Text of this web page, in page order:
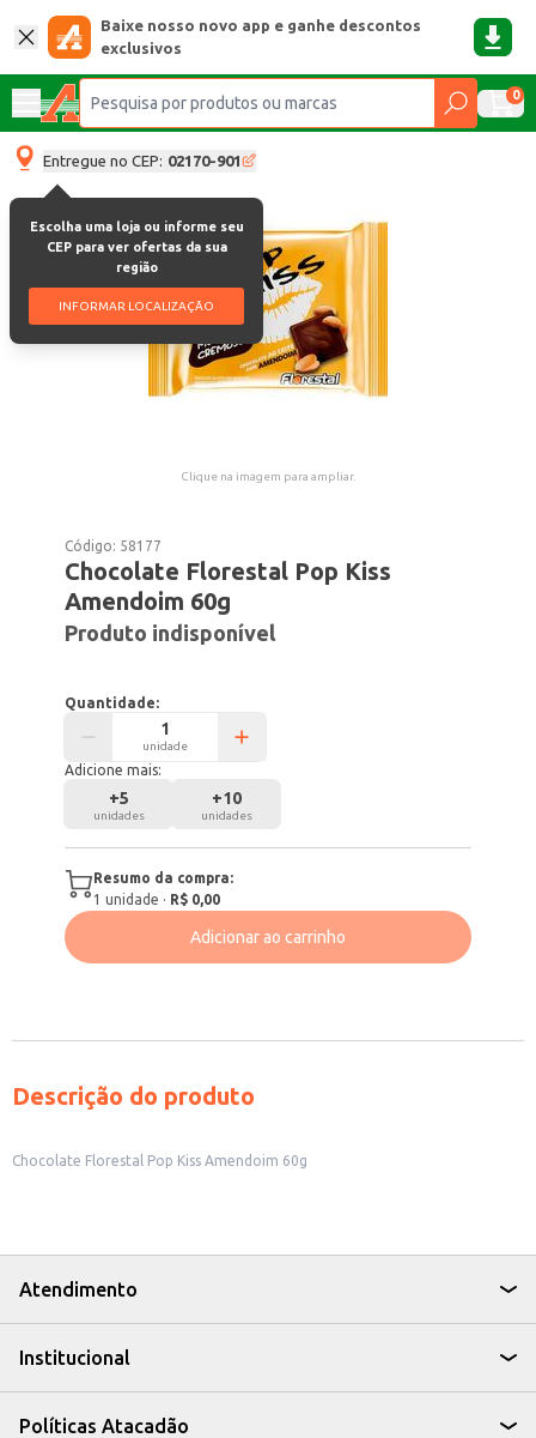
Baixe nosso novo app e ganhe descontos
exclusivos
0
Entregue no CEP: 02170-901
Escolha uma loja ou informe seu
CEP para ver ofertas da sua
região
INFORMAR LOCALIZAÇÃO
Clique na imagem para ampliar.
Código: 58177
Chocolate Florestal Pop Kiss
Amendoim 60g
Produto indisponível
Quantidade:
unidade
Adicione mais:
+5
unidades
+10
unidades
Resumo da compra:
1 unidade · R$ 0,00
Adicionar ao carrinho
Descrição do produto
Chocolate Florestal Pop Kiss Amendoim 60g
Atendimento
Institucional
Políticas Atacadão